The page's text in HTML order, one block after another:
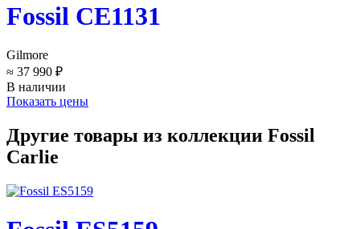
Fossil CE1131
Gilmore
≈ 37 990 ₽
В наличии
Показать цены
Другие товары из коллекции Fossil
Carlie